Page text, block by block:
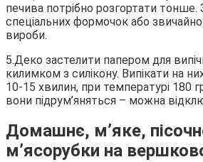
печива потрібно розгортати
спеціальних формочок або
вироби.
5.Деко застелити папером для
килимком з силікону. Випікати на
10-15 хвилин, при температурі 180
вони підрум’яняться – можна
Домашнє, м’яке,
м’ясорубки на